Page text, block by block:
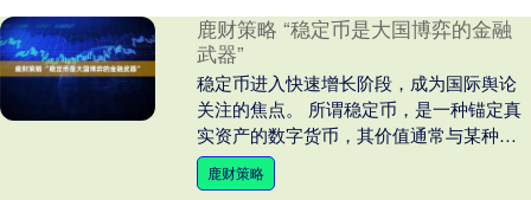
鹿财策略 “稳定币是大国博弈的金融
武器”
稳定币进入快速增长阶段，成为国际舆论
关注的焦点。 所谓稳定币，是一种锚定真
实资产的数字货币，其价值通常与某种法
定货币、商品或其他资产挂钩。 在目前全
球稳定币发展....
鹿财策略